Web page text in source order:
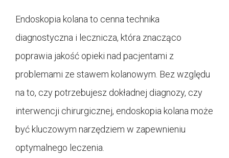
Endoskopia kolana to cenna technika
diagnostyczna i lecznicza, która znacząco
poprawia jakość opieki nad pacjentami z
problemami ze stawem kolanowym. Bez względu
na to, czy potrzebujesz dokładnej diagnozy, czy
interwencji chirurgicznej, endoskopia kolana może
być kluczowym narzędziem w zapewnieniu
optymalnego leczenia.